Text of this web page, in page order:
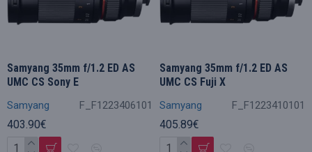
Samyang F_F1223406101
Samyang 35mm f/1.2 ED AS
UMC CS Sony E
403.90€
Samyang F_F1223410101
Samyang 35mm f/1.2 ED AS
UMC CS Fuji X
405.89€